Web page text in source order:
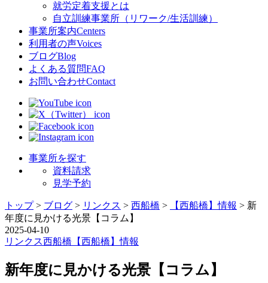
就労定着支援とは
自立訓練事業所（リワーク/生活訓練）
事業所案内Centers
利用者の声Voices
ブログBlog
よくある質問FAQ
お問い合わせContact
事業所を探す
資料請求
見学予約
トップ> ブログ > リンクス > 西船橋 > 【西船橋】情報 > 新
年度に見かける光景【コラム】
2025-04-10
リンクス西船橋 【西船橋】情報
新年度に見かける光景【コラム】